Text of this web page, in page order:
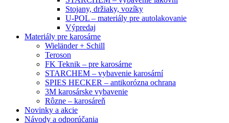
Stojany, držiaky, vozíky
U-POL – materiály pre autolakovanie
Výpredaj
Materiály pre karosárne
Wieländer + Schill
Teroson
FK Teknik – pre karosárne
STARCHEM – vybavenie karosární
SPIES HECKER – antikorózna ochrana
3M karosárske vybavenie
Rôzne – karosáreň
Novinky a akcie
Návody a odporúčania